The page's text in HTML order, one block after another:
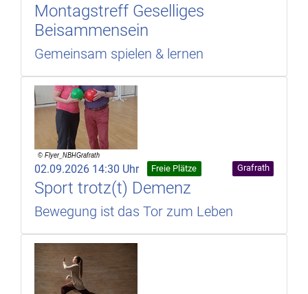
Montagstreff Geselliges
Beisammensein
Gemeinsam spielen & lernen
02.09.2026 14:30 Uhr Freie Plätze Grafrath
Sport trotz(t) Demenz
Bewegung ist das Tor zum Leben